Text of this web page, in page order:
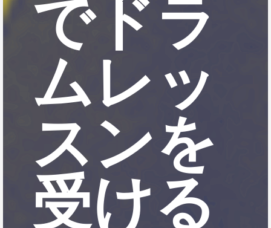
でドラ
ムレッ
スンを
受ける